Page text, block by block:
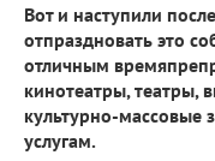
Вот и наступили
отпраздновать это
отличным
кинотеатры, театры,
культурно-массовые
услугам.